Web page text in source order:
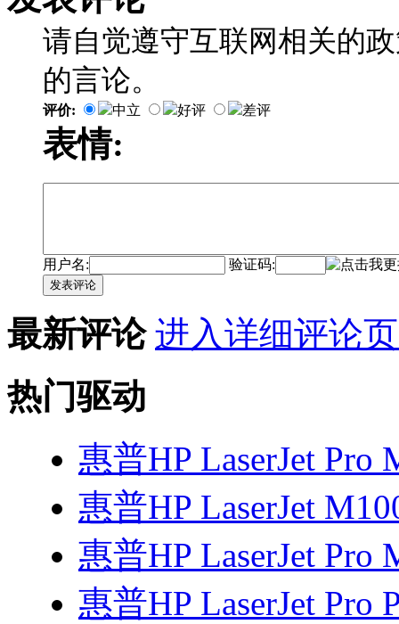
请自觉遵守互联网相关的
的言论。
评价: 中立 好评 差评
表情:
用户名: 验证码:
发表评论
最新评论 进入详细评论
热门驱动
惠普HP LaserJet Pro
惠普HP LaserJet
惠普HP LaserJet Pro
惠普HP LaserJet Pro